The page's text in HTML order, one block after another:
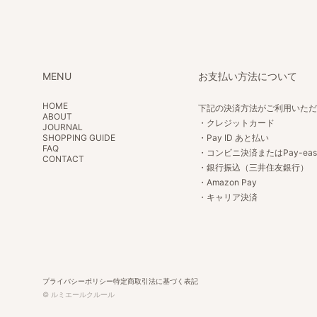
お支払い方法について
下記の決済方法がご利用いただ
・クレジットカード
・Pay ID あと払い
・コンビニ決済またはPay-
・銀行振込（三井住友銀行）
・Amazon Pay
・キャリア決済
MENU
HOME
ABOUT
JOURNAL
SHOPPING GUIDE
FAQ
CONTACT
プライバシーポリシー特定商取引法に基づく表記
© ルミエールクルール